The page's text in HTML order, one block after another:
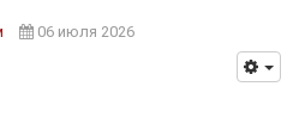
06 июля 2026